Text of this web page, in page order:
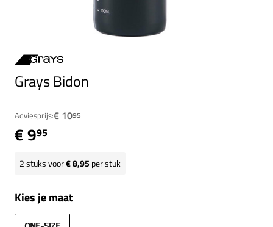
Grays Bidon
Adviesprijs:€ 1095
€ 995
2stuks voor€ 8,95 per stuk
Kies je maat